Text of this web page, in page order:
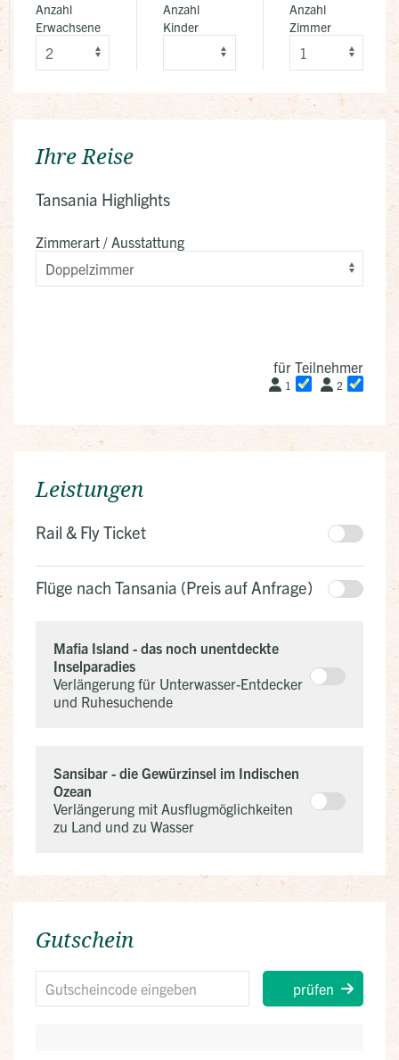
Anzahl
Erwachsene
Anzahl
Kinder
Anzahl
Zimmer
Ihre Reise
Tansania Highlights
Zimmerart / Ausstattung
für Teilnehmer
1 2
Leistungen
Rail & Fly Ticket
Flüge nach Tansania (Preis auf Anfrage)
Mafia Island - das noch unentdeckte
Inselparadies
Verlängerung für Unterwasser-Entdecker
und Ruhesuchende
Sansibar - die Gewürzinsel im Indischen
Ozean
Verlängerung mit Ausflugmöglichkeiten
zu Land und zu Wasser
Gutschein
prüfen